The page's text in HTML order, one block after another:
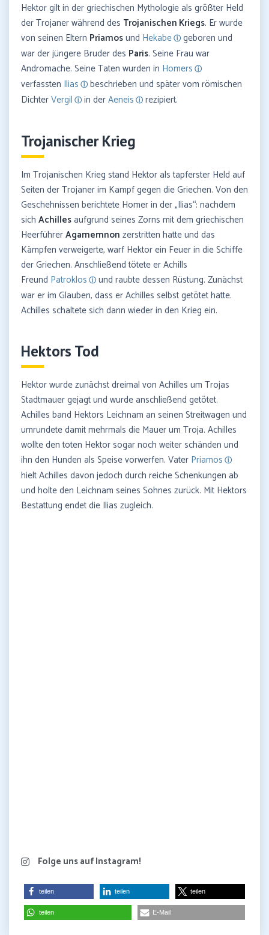
Hektor gilt in der griechischen Mythologie als größter Held
der Trojaner während des Trojanischen Kriegs. Er wurde
von seinen Eltern Priamosund Hekabe
geboren und
war der jüngere Bruder des Paris. Seine Frau war
Andromache. Seine Taten wurden in Homers
verfassten Ilias
beschrieben und später vom römischen
DichterVergil in derAeneis rezipiert.
Trojanischer Krieg
Im Trojanischen Krieg stand Hektor als tapferster Held auf
Seiten der Trojaner im Kampf gegen die Griechen. Von den
Geschehnissen berichtete Homer in der „Ilias“: nachdem
sich Achillesaufgrund seines Zorns mit dem griechischen
HeerführerAgamemnon zerstritten hatte und das
Kämpfen verweigerte, warf Hektor ein Feuer in die Schiffe
der Griechen. Anschließend tötete er Achills
Freund Patroklos
und raubte dessen Rüstung. Zunächst
war er im Glauben, dass er Achilles selbst getötet hatte.
Achilles schaltete sich dann wieder in den Krieg ein.
Hektors Tod
Hektor wurde zunächst dreimal von Achilles um Trojas
Stadtmauer gejagt und wurde anschließend getötet.
Achilles band Hektors Leichnam an seinen Streitwagen und
umrundete damit mehrmals die Mauer um Troja. Achilles
wollte den toten Hektor sogar noch weiter schänden und
ihn den Hunden als Speise vorwerfen. Vater Priamos
hielt Achilles davon jedoch durch reiche Schenkungen ab
und holte den Leichnam seines Sohnes zurück. Mit Hektors
Bestattung endet die Ilias zugleich.
Folge uns auf Instagram!
teilen teilen teilen
teilen E-Mail